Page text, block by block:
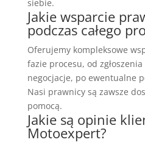
siebie.
Jakie wsparcie
podczas całego
Oferujemy kompleksowe
fazie procesu, od
negocjacje, po ewentualne
Nasi prawnicy są zawsze
pomocą.
Jakie są opinie
Motoexpert?